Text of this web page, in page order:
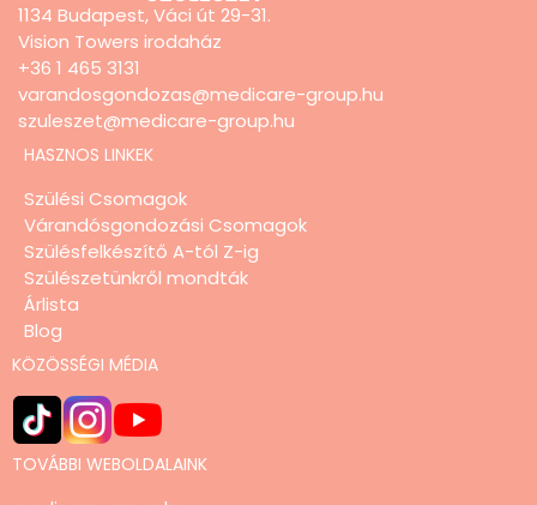
1134 Budapest, Váci út 29-31.
Vision Towers irodaház
+36 1 465 3131
varandosgondozas@medicare-group.hu
szuleszet@medicare-group.hu
HASZNOS LINKEK
Szülési Csomagok
Várandósgondozási Csomagok
Szülésfelkészítő A-tól Z-ig
Szülészetünkről mondták
Árlista
Blog
KÖZÖSSÉGI MÉDIA
TOVÁBBI WEBOLDALAINK